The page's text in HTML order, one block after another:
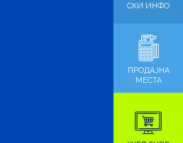
СКИ ИНФО
ПРОДАЈНА
МЕСТА